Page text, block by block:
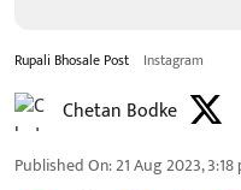
Rupali Bhosale Post Instagram
Chetan Bodke
Published On:21 Aug 2023, 3:18